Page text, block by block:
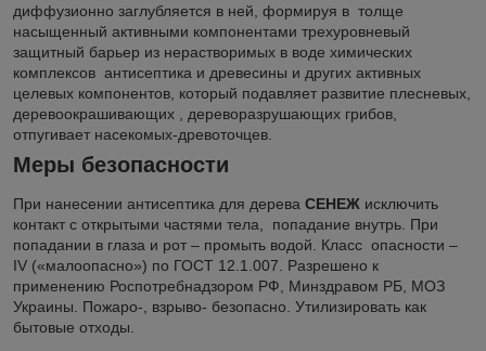
диффузионно заглубляется в ней, формируя в толще
насыщенный активными компонентами трехуровневый
защитный барьер из нерастворимых в воде химических
комплексов антисептика и древесины и других активных
целевых компонентов, который подавляет развитие плесневых,
деревоокрашивающих , дереворазрушающих грибов,
отпугивает насекомых-древоточцев.
Меры безопасности
При нанесении антисептика для дерева СЕНЕЖ исключить
контакт с открытыми частями тела, попадание внутрь. При
попадании в глаза и рот – промыть водой. Класс опасности –
IV («малоопасно») по ГОСТ 12.1.007. Разрешено к
применению Роспотребнадзором РФ, Минздравом РБ, МОЗ
Украины. Пожаро-, взрыво- безопасно. Утилизировать как
бытовые отходы.